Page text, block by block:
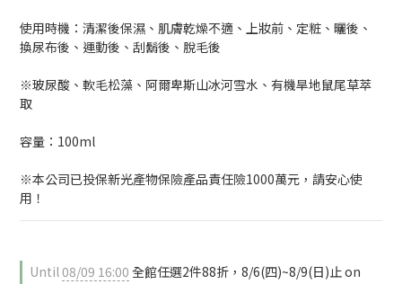
使用時機：清潔後保濕、肌膚乾燥不適、上妝前、定粧、曬後、
換尿布後、運動後、刮鬍後、脫毛後
※玻尿酸、軟毛松藻、阿爾卑斯山冰河雪水、有機旱地鼠尾草萃
取
容量：100ml
※本公司已投保新光產物保險產品責任險1000萬元，請安心使
用！
Until08/09 16:00 全館任選2件88折，8/6(四)~8/9(日)止 on